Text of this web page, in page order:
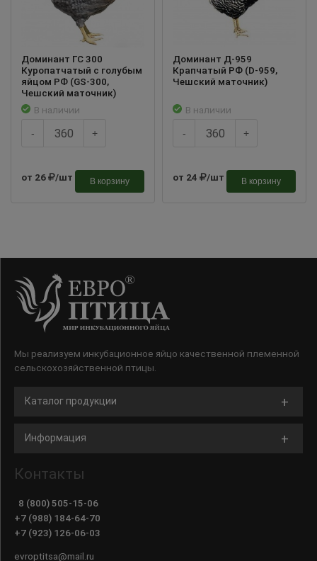
Доминант ГС 300
Куропатчатый с голубым
яйцом РФ (GS-300,
Чешский маточник)
В наличии
- +
от 26 /шт В корзину
Доминант Д-959
Крапчатый РФ (D-959,
Чешский маточник)
В наличии
- +
от 24 /шт В корзину
Мы реализуем инкубационное яйцо качественной племенной
сельскохозяйственной птицы.
Каталог продукции
Информация
Контакты
8 (800) 505-15-06
+7 (988) 184-64-70
+7 (923) 126-06-03
evroptitsa@mail.ru